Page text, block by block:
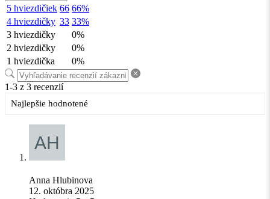
5 hviezdičiek 66 66%
4 hviezdičky 33 33%
3 hviezdičky
0%
2 hviezdičky
0%
1 hviezdička
0%
1-3 z 3 recenzií
Anna Hlubinova
12. októbra 2025